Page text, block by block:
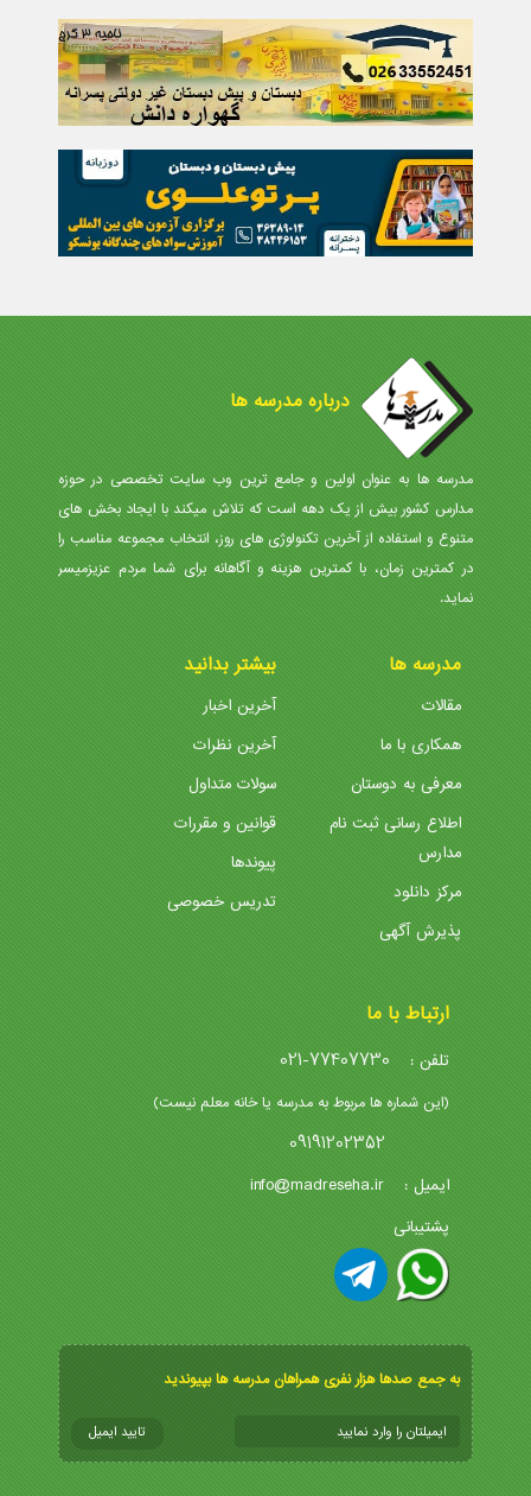
درباره مدرسه ها
مدرسه ها به عنوان اولین و جامع ترین وب سایت تخصصی در حوزه
مدارس کشور بیش از یک دهه است که تلاش میکند با ایجاد بخش های
متنوع و استفاده از آخرین تکنولوژی های روز، انتخاب مجموعه مناسب را
در کمترین زمان، با کمترین هزینه و آگاهانه برای شما مردم عزیزمیسر
نماید.
مدرسه ها
مقالات
همکاری با ما
معرفی به دوستان
اطلاع رسانی ثبت نام
مدارس
مرکز دانلود
پذیرش آگهی
بیشتر بدانید
آخرین اخبار
آخرین نظرات
سولات متداول
قوانین و مقررات
پیوندها
تدریس خصوصی
ارتباط با ما
تلفن : 021-77407730
(این شماره ها مربوط به مدرسه یا خانه معلم نیست)
09191202352
ایمیل : info@madreseha.ir
پشتیبانی
به جمع صدها هزار نفری همراهان مدرسه ها بپیوندید